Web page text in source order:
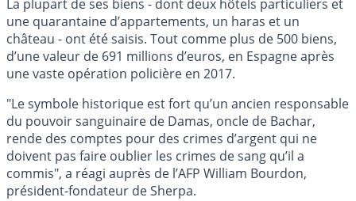
La plupart de ses biens - dont deux hôtels particuliers et
une quarantaine d’appartements, un haras et un
château - ont été saisis. Tout comme plus de 500 biens,
d’une valeur de 691 millions d’euros, en Espagne après
une vaste opération policière en 2017.
"Le symbole historique est fort qu’un ancien responsable
du pouvoir sanguinaire de Damas, oncle de Bachar,
rende des comptes pour des crimes d’argent qui ne
doivent pas faire oublier les crimes de sang qu’il a
commis", a réagi auprès de l’AFP William Bourdon,
président-fondateur de Sherpa.